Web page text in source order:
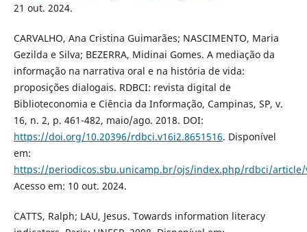
21 out. 2024.
CARVALHO, Ana Cristina Guimarães; NASCIMENTO, Maria
Gezilda e Silva; BEZERRA, Midinai Gomes. A mediação da
informação na narrativa oral e na história de vida:
proposições dialogais. RDBCI: revista digital de
Biblioteconomia e Ciência da Informação, Campinas, SP, v.
16, n. 2, p. 461-482, maio/ago. 2018. DOI:
https://doi.org/10.20396/rdbci.v16i2.8651516. Disponível
em:
https://periodicos.sbu.unicamp.br/ojs/index.php/rdbci/article/
Acesso em: 10 out. 2024.
CATTS, Ralph; LAU, Jesus. Towards information literacy